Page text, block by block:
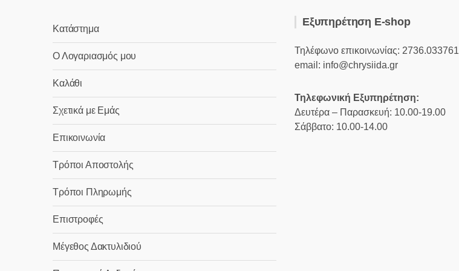
Κατάστημα
Ο Λογαριασμός μου
Καλάθι
Σχετικά με Εμάς
Επικοινωνία
Τρόποι Αποστολής
Τρόποι Πληρωμής
Επιστροφές
Μέγεθος Δακτυλιδιού
Εξυπηρέτηση E-shop
Τηλέφωνο επικοινωνίας: 2736.033761
email: info@chrysiida.gr
Τηλεφωνική Εξυπηρέτηση:
Δευτέρα – Παρασκευή: 10.00-19.00
Σάββατο: 10.00-14.00